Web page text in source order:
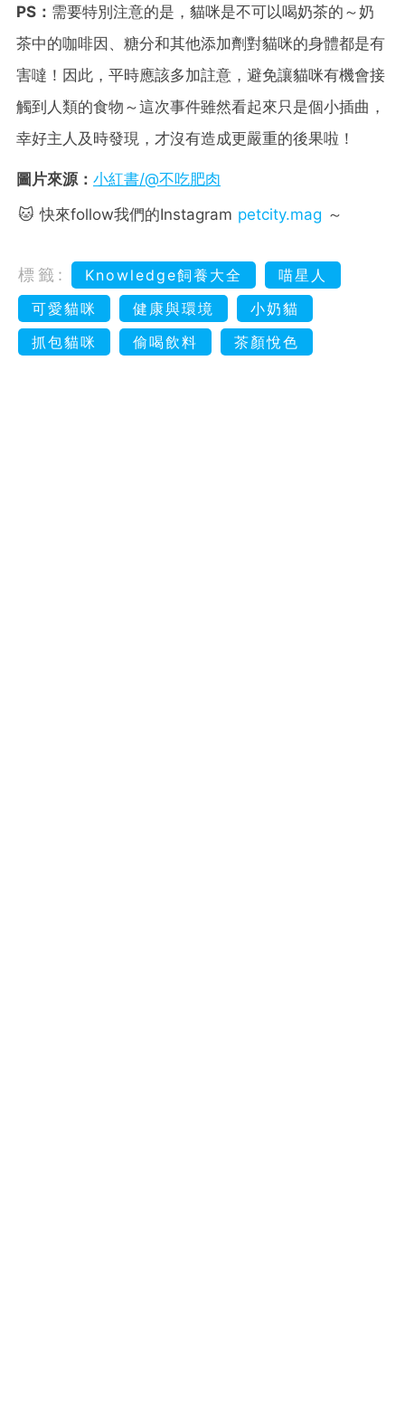
PS： 需要特別注意的是，貓咪是不可以喝奶茶的～奶
茶中的咖啡因、糖分和其他添加劑對貓咪的身體都是有
害噠！因此，平時應該多加註意，避免讓貓咪有機會接
觸到人類的食物～這次事件雖然看起來只是個小插曲，
幸好主人及時發現，才沒有造成更嚴重的後果啦！
圖片來源： 小紅書/@不吃肥肉
🐱 快來follow我們的Instagram petcity.mag ～
標籤: Knowledge飼養大全
喵星人
可愛貓咪
健康與環境
小奶貓
抓包貓咪
偷喝飲料 茶顏悅色